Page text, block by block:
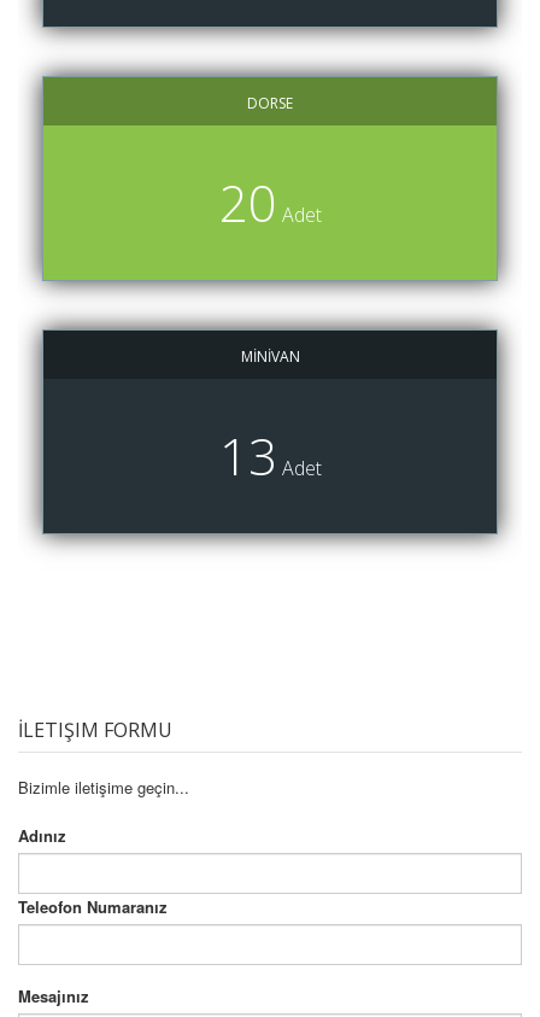
DORSE
20 Adet
MİNİVAN
13 Adet
İLETIŞIM FORMU
Bizimle iletişime geçin...
Adınız
Teleofon Numaranız
Mesajınız